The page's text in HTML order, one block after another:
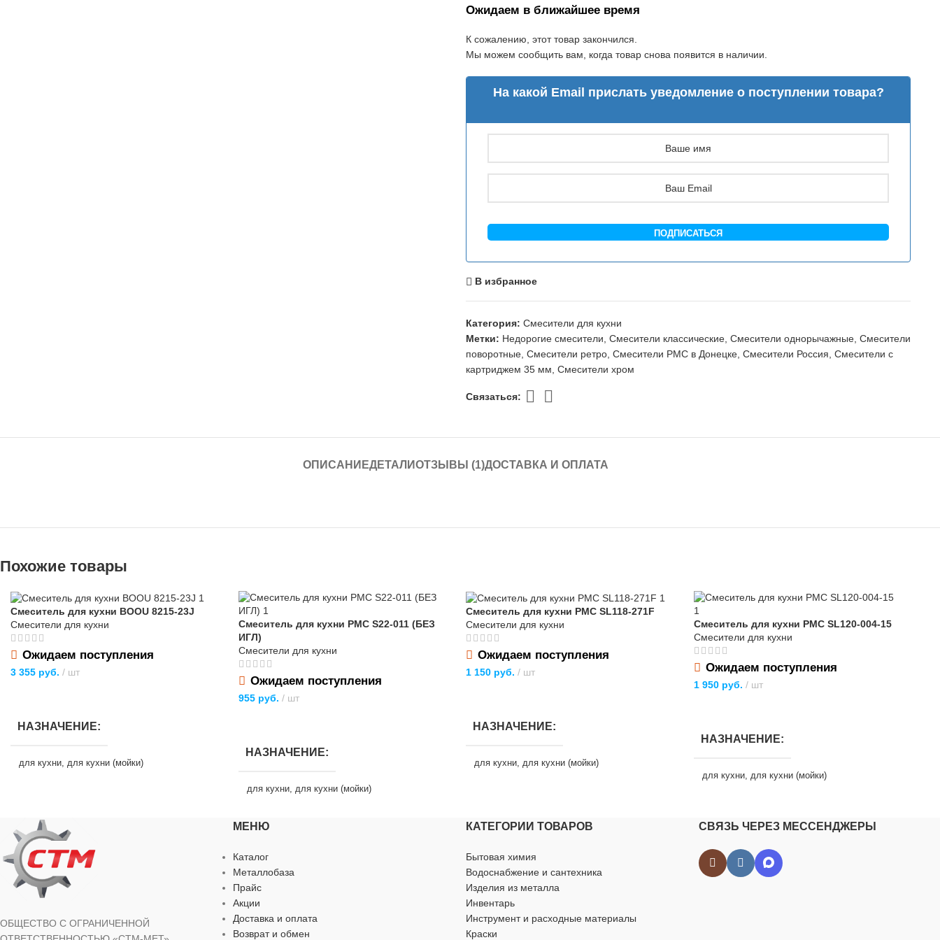
Ожидаем в ближайшее время
К сожалению, этот товар закончился.
Мы можем сообщить вам, когда товар снова появится в наличии.
На какой Email прислать уведомление о поступлении товара?
ПОДПИСАТЬСЯ
В избранное
Категория: Смесители для кухни
Метки: Недорогие смесители Смесители классические Смесители однорычажные Смесители
поворотные Смесители ретро Смесители РМС в Донецке Смесители Россия Смесители с
картриджем 35 мм Смесители хром
Связаться:
ОПИСАНИЕДЕТАЛИОТЗЫВЫ (1)ДОСТАВКА И ОПЛАТА
Похожие товары
Смеситель для кухни BOOU 8215-23J
Смесители для кухни
Ожидаем поступления
3 355 руб. шт
НАЗНАЧЕНИЕ
для кухни для кухни (мойки)
ГАРАНТИЯ
Гарантия производителя — 7 лет
БРЕНД BOOU
Смеситель для кухни РМС S22-011 (БЕЗ
ИГЛ)
Смесители для кухни
Ожидаем поступления
955руб. шт
НАЗНАЧЕНИЕ
для кухни, для кухни (мойки)
ТИП ТОВАРА
ТИП СМЕСИТЕЛЯ
БРЕНД
Смеситель для кухни РМС SL118-271F
Смесители для кухни
Ожидаем поступления
1 150 руб. шт
НАЗНАЧЕНИЕ
для кухни для кухни (мойки)
БРЕНД
Ростовская Мануфактура Сантехники
Смеситель для кухни РМС SL120-004-15
Смесители для кухни
Ожидаем поступления
1 950руб. шт
НАЗНАЧЕНИЕ
для кухни, для кухни (мойки)
ТИП СМЕСИТЕЛЯ
ОБЩЕСТВО С ОГРАНИЧЕННОЙ
МЕНЮ
Каталог
Металлобаза
Прайс
Акции
Доставка и оплата
Возврат и обмен
КАТЕГОРИИ ТОВАРОВ
Бытовая химия
Водоснабжение и сантехника
Изделия из металла
Инвентарь
Инструмент и расходные материалы
Краски
СВЯЗЬ ЧЕРЕЗ МЕССЕНДЖЕРЫ